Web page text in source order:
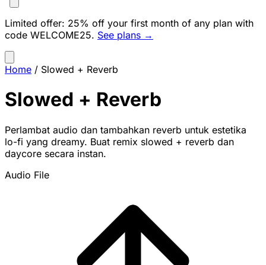
Limited offer: 25% off your first month of any plan with
code WELCOME25. See plans →
Home / Slowed + Reverb
Slowed + Reverb
Perlambat audio dan tambahkan reverb untuk estetika
lo-fi yang dreamy. Buat remix slowed + reverb dan
daycore secara instan.
Audio File